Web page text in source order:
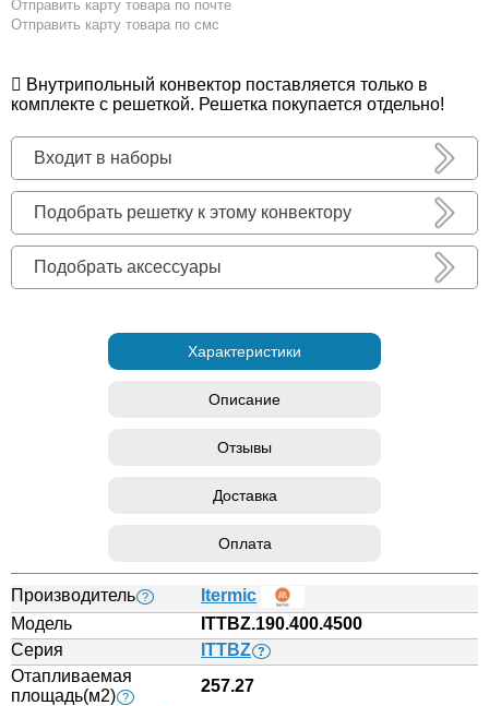
Отправить карту товара по почте
Отправить карту товара по смс
Внутрипольный конвектор поставляется только в
комплекте с решеткой. Решетка покупается отдельно!
Входит в наборы
Подобрать решетку к этому конвектору
Подобрать аксессуары
Характеристики
Описание
Отзывы
Доставка
Оплата
Производитель ?
Itermic
Модель
ITTBZ.190.400.4500
Серия
ITTBZ ?
Отапливаемая
площадь(м2) ?
257.27